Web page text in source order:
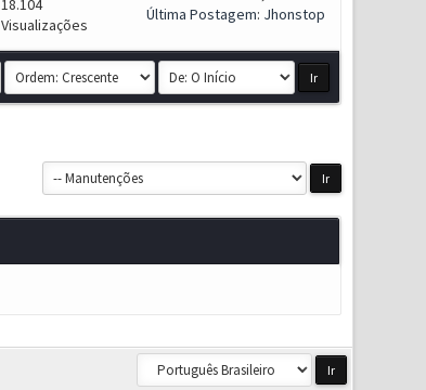
18.104
Visualizações
Última Postagem: Jhonstop